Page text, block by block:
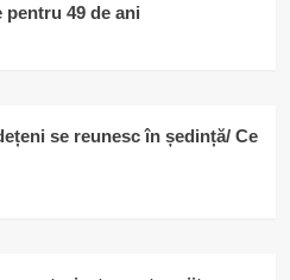
49 de ani
se reunesc în ședință/ Ce